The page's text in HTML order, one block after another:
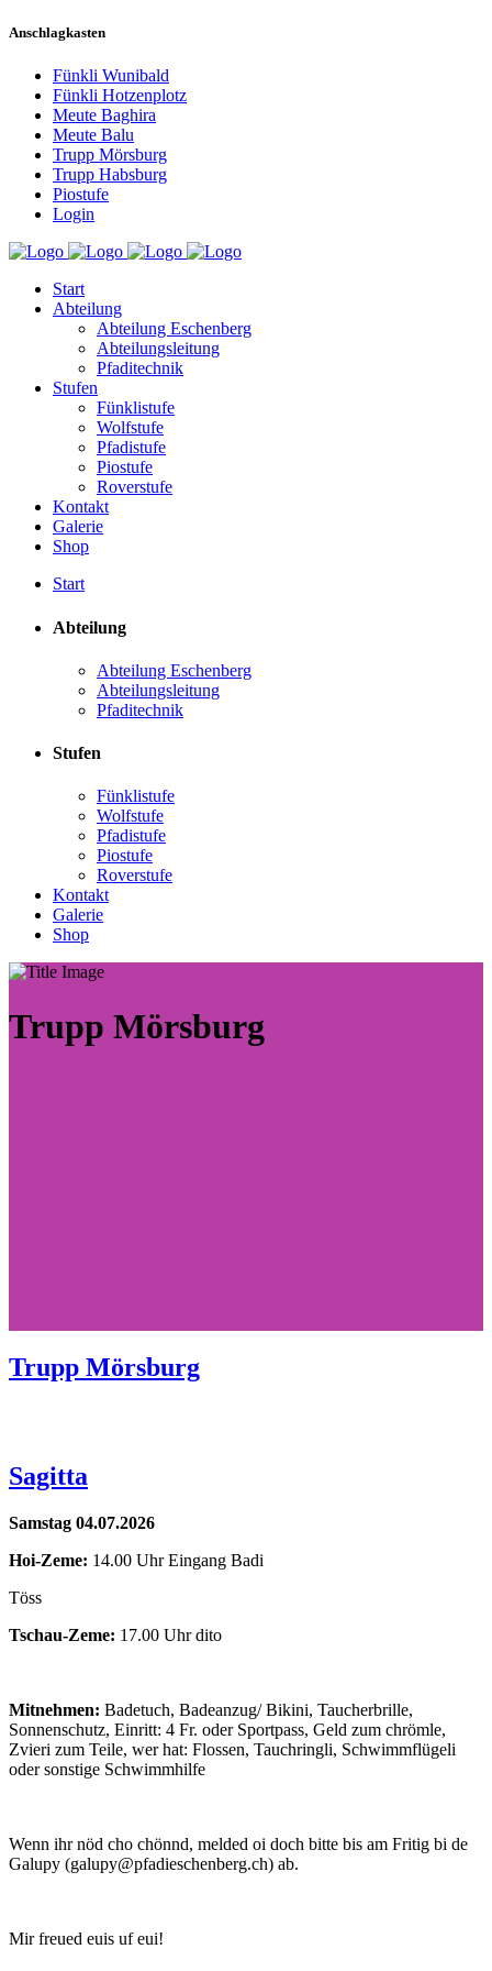
Anschlagkasten
Fünkli Wunibald
Fünkli Hotzenplotz
Meute Baghira
Meute Balu
Trupp Mörsburg
Trupp Habsburg
Piostufe
Login
Start
Abteilung
Abteilung Eschenberg
Abteilungsleitung
Pfaditechnik
Stufen
Fünklistufe
Wolfstufe
Pfadistufe
Piostufe
Roverstufe
Kontakt
Galerie
Shop
Start
Abteilung
Abteilung Eschenberg
Abteilungsleitung
Pfaditechnik
Stufen
Fünklistufe
Wolfstufe
Pfadistufe
Piostufe
Roverstufe
Kontakt
Galerie
Shop
Trupp Mörsburg
Trupp Mörsburg
Sagitta
Samstag 04.07.2026
Hoi-Zeme: 14.00 Uhr Eingang Badi
Töss
Tschau-Zeme: 17.00 Uhr dito
Mitnehmen: Badetuch, Badeanzug/ Bikini, Taucherbrille,
Sonnenschutz, Einritt: 4 Fr. oder Sportpass, Geld zum chrömle,
Zvieri zum Teile, wer hat: Flossen, Tauchringli, Schwimmflügeli
oder sonstige Schwimmhilfe
Wenn ihr nöd cho chönnd, melded oi doch bitte bis am Fritig bi de
Galupy (galupy@pfadieschenberg.ch) ab.
Mir freued euis uf eui!